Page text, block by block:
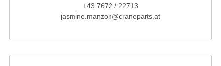
+43 7672 / 22713
jasmine.manzon@craneparts.at